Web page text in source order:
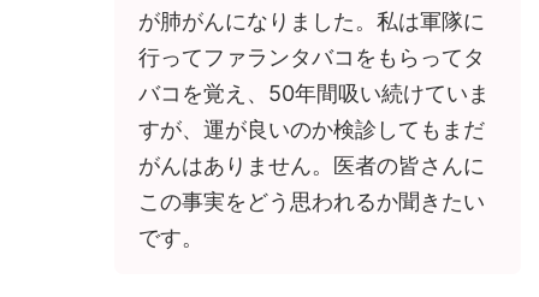
が肺がんになりました。私は軍隊に
行ってファランタバコをもらってタ
バコを覚え、50年間吸い続けていま
すが、運が良いのか検診してもまだ
がんはありません。医者の皆さんに
この事実をどう思われるか聞きたい
です。